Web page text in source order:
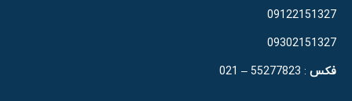
09122151327
09302151327
فکس : 55277823 – 021